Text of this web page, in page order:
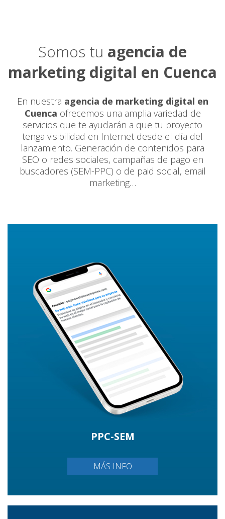
Somos tu agencia de
marketing digital en Cuenca
En nuestra agencia de marketing digital en
Cuenca ofrecemos una amplia variedad de
servicios que te ayudarán a que tu proyecto
tenga visibilidad en Internet desde el día del
lanzamiento. Generación de contenidos para
SEO o redes sociales, campañas de pago en
buscadores (SEM-PPC) o de paid social, email
marketing…
PPC-SEM
MÁS INFO